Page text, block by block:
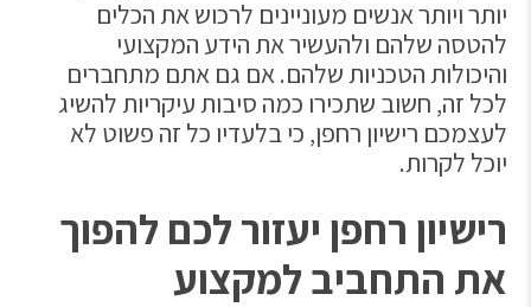
יותר ויותר אנשים מעוניינים לרכוש את הכלים
להטסה שלהם ולהעשיר את הידע המקצועי
והיכולות הטכניות שלהם. אם גם אתם מתחברים
לכל זה, חשוב שתכירו כמה סיבות עיקריות להשיג
לעצמכם רישיון רחפן, כי בלעדיו כל זה פשוט לא
יוכל לקרות.
רישיון רחפן יעזור לכם להפוך
את התחביב למקצוע